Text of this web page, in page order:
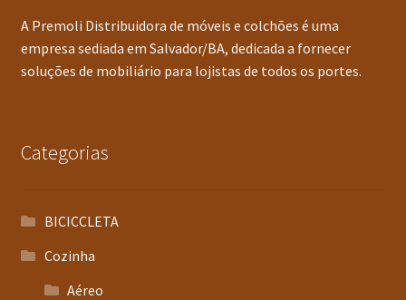
A Premoli Distribuidora de móveis e colchões é uma
empresa sediada em Salvador/BA, dedicada a fornecer
soluções de mobiliário para lojistas de todos os portes.
Categorias
BICICCLETA
Cozinha
Aéreo